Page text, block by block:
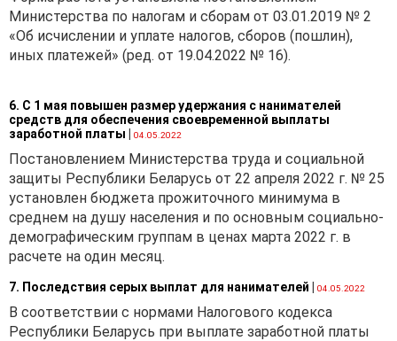
Министерства по налогам и сборам от 03.01.2019 № 2
«Об исчислении и уплате налогов, сборов (пошлин),
иных платежей» (ред. от 19.04.2022 № 16).
6. С 1 мая повышен размер удержания с нанимателей
средств для обеспечения своевременной выплаты
заработной платы | 04.05.2022
Постановлением Министерства труда и социальной
защиты Республики Беларусь от 22 апреля 2022 г. № 25
установлен бюджета прожиточного минимума в
среднем на душу населения и по основным социально-
демографическим группам в ценах марта 2022 г. в
расчете на один месяц.
7. Последствия серых выплат для нанимателей | 04.05.2022
В соответствии с нормами Налогового кодекса
Республики Беларусь при выплате заработной платы